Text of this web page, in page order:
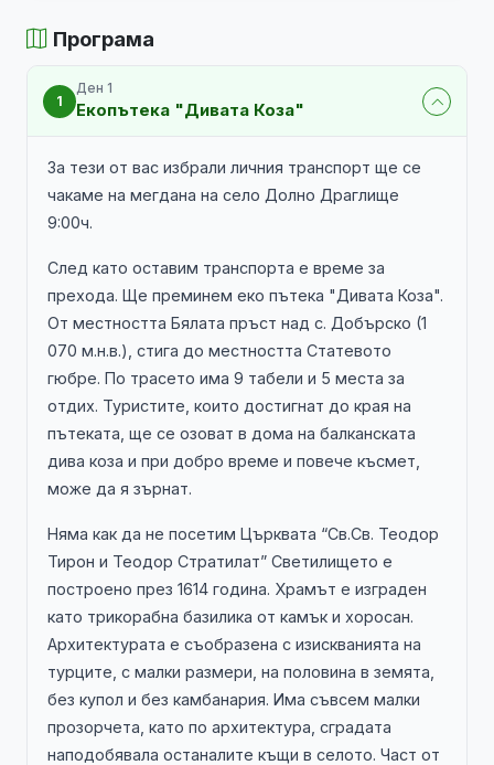
Програма
1
Ден 1
Екопътека "Дивата Коза"
За тези от вас избрали личния транспорт ще се
чакаме на мегдана на село Долно Драглище
9:00ч.
След като оставим транспорта е време за
прехода. Ще преминем еко пътека "Дивата Коза".
От местността Бялата пръст над с. Добърско (1
070 м.н.в.), стига до местността Статевото
гюбре. По трасето има 9 табели и 5 места за
отдих. Туристите, които достигнат до края на
пътеката, ще се озоват в дома на балканската
дива коза и при добро време и повече късмет,
може да я зърнат.
Няма как да не посетим Църквата “Св.Св. Теодор
Тирон и Теодор Стратилат” Светилището е
построено през 1614 година. Храмът е изграден
като трикорабна базилика от камък и хоросан.
Архитектурата е съобразена с изискванията на
турците, с малки размери, на половина в земята,
без купол и без камбанария. Има съвсем малки
прозорчета, като по архитектура, сградата
наподобявала останалите къщи в селото. Част от